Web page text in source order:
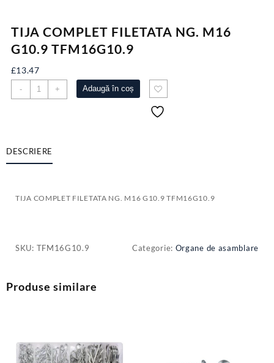
TIJA COMPLET FILETATA NG. M16
G10.9 TFM16G10.9
£13.47
-
Cantitate
TIJA
M16
G10.9
+ Adaugă în coș
DESCRIERE
TIJA COMPLET FILETATA NG. M16 G10.9 TFM16G10.9
SKU: TFM16G10.9 Categorie: Organe de asamblare
Produse similare